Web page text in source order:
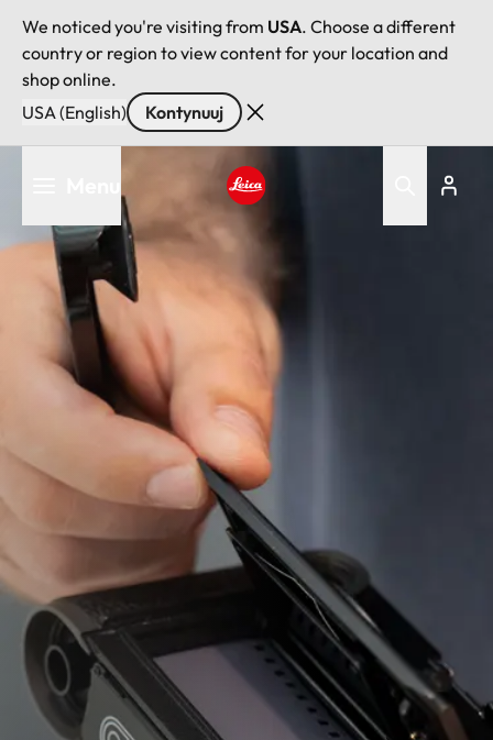
We noticed you're visiting from USA. Choose a different
country or region to view content for your location and
shop online.
USA (English)
Kontynuuj
Leica logo - Home